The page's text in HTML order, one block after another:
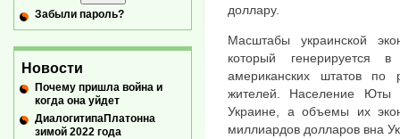
доллару.
Масштабы украинской
который
американских штатов
жителей. Население Юты
Украине, а объемы их
миллиардов долларов вна
Забыли пароль?
Новости
Почему пришла война и
когда она уйдет
ДиалогитипаПлатонна
зимой 2022 года